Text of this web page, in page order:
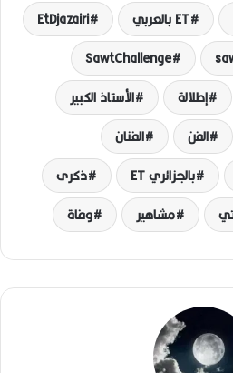
ET بالعربي
EtDjazairi
SawtChallenge
إطلالة
الأستاذ الكبير
الفن
الفنان
بالجزائري ET
ذكرى
مشاهير وفاة